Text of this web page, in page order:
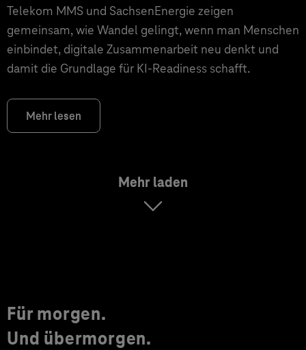
Telekom MMS und SachsenEnergie zeigen
gemeinsam, wie Wandel gelingt, wenn man Menschen
einbindet, digitale Zusammenarbeit neu denkt und
damit die Grundlage für KI‑Readiness schafft.
Mehr lesen
Mehr laden
Für morgen.
Und übermorgen.